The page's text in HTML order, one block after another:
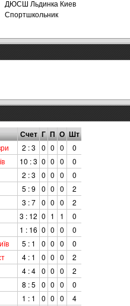
ДЮСШ Льдинка Киев
Спортшкольник
Счет Г П О Шт
2 : 3 0 0 0
0
10 : 3 0 0 0
0
2 : 3 0 0 0
0
5 : 9 0 0 0
2
3 : 7 0 0 0
2
3 : 12 0 1 1
0
1 : 16 0 0 0
0
5 : 1 0 0 0
0
4 : 1 0 0 0
2
4 : 4 0 0 0
2
8 : 5 0 0 0
0
1 : 1 0 0 0
4